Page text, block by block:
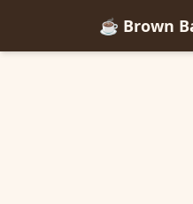
☕ Brown